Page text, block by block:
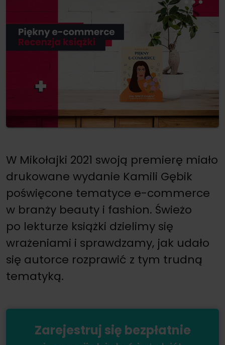
W Mikołajki 2021 swoją premierę miało
drukowane wydanie Kamili Gębik
poświęcone tematyce e-commerce
w branży beauty i fashion. Świeżo
po lekturze książki dzielimy się
wrażeniami i sprawdzamy, jak udało
się autorce rozprawić z tym trudną
tematyką.
Zarejestruj się bezpłatnie